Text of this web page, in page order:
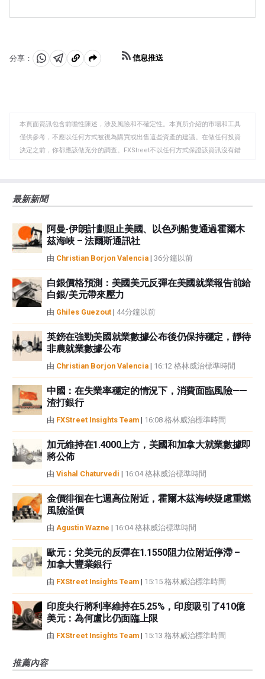
金豐富得多）和回收率也會影響價格。
動：對於美國，尤其是中國，它們的大型工業部門在各種
也會隨之上漲，因為它們作為避險資產的地位是相似的。
者可能認為高比率是白銀被低估或黃金被高估的一個指
標。相反，較低的比率可能表明黃金相對於白銀被低估
分享：
分 分 複
板
信息推送
本頁面資訊包含前瞻性陳述，涉及風險和不確定性。本頁所介紹的市場和工具
僅供參考，不應以任何方式被視為購買或出售這些資產的建議。在做任何投資
決定之前，你都應該做充分的調查。FXStreet不以任何方式保證該資訊沒有錯
觀點，並不代表FXStreet或其廣告商的官方政策或立場。作者不對本頁連結的
如果文章正文中沒有明確提到，在撰寫本文時，作者在本文中提到的任何股票
中都沒有頭寸，也沒有與文中提到的任何公司有業務關係。除了FXStreet，作
者沒有收到撰寫這篇文章的報酬。
性不作任何陳述。FXStreet和作者將不承擔任何錯誤，遺漏或任何損失，傷害
或損害由此資訊及其顯示或使用引起的。錯誤和遺漏除外。本文作者和
FXStreet並非註冊投資顧問，本文內容無意提供任何投資建議。
最新新聞
阿曼-伊朗計劃阻止美國、以色列船隻通過霍爾木
茲海峽 – 法爾斯通訊社
由 Christian Borjon Valencia | 36分鐘以前
白銀價格預測：美國美元反彈在美國就業報告前給
白銀/美元帶來壓力
由 Ghiles Guezout | 44分鐘以前
英鎊在強勁美國就業數據公布後仍保持穩定，靜待
非農就業數據公布
由 Christian Borjon Valencia | 16:12 格林威治標準時間
中國：在失業率穩定的情況下，消費面臨風險——
渣打銀行
由 FXStreet Insights Team | 16:08 格林威治標準時間
加元維持在1.4000上方，美國和加拿大就業數據即
將公佈
由 Vishal Chaturvedi | 16:04 格林威治標準時間
金價徘徊在七週高位附近，霍爾木茲海峽疑慮重燃
風險溢價
由 Agustin Wazne | 16:04 格林威治標準時間
歐元：兌美元的反彈在1.1550阻力位附近停滯 –
加拿大豐業銀行
由 FXStreet Insights Team | 15:15 格林威治標準時間
印度央行將利率維持在5.25%，印度吸引了410億
美元：為何盧比仍面臨上限
由 FXStreet Insights Team | 15:13 格林威治標準時間
推薦內容